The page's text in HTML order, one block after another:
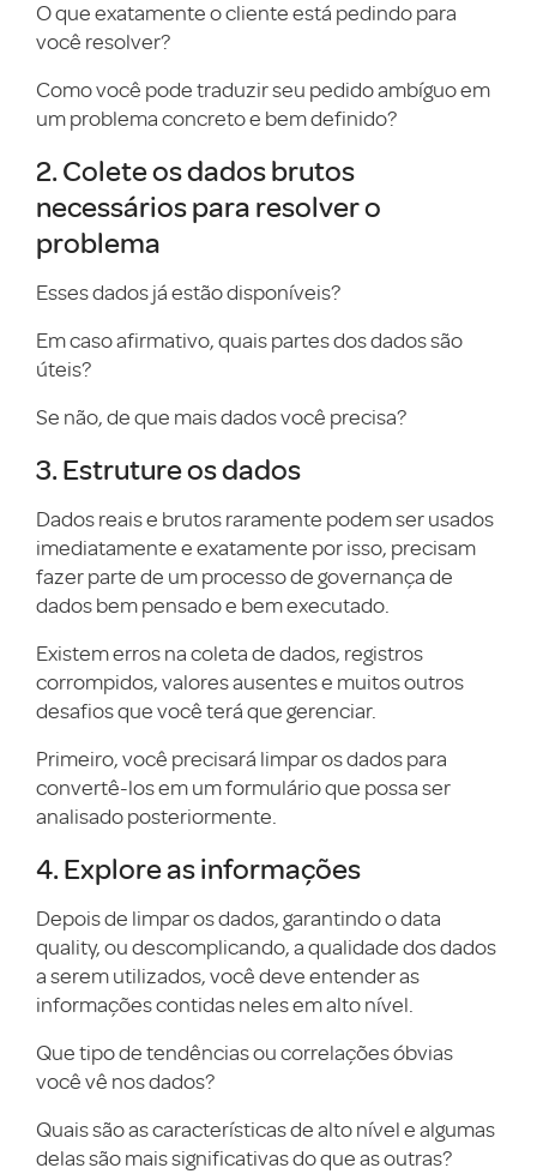
O que exatamente o cliente está pedindo para
você resolver?
Como você pode traduzir seu pedido ambíguo em
um problema concreto e bem definido?
2. Colete os dados brutos
necessários para resolver o
problema
Esses dados já estão disponíveis?
Em caso afirmativo, quais partes dos dados são
úteis?
Se não, de que mais dados você precisa?
3. Estruture os dados
Dados reais e brutos raramente podem ser usados
imediatamente e exatamente por isso, precisam
fazer parte de um processo de governança de
dados bem pensado e bem executado.
Existem erros na coleta de dados, registros
corrompidos, valores ausentes e muitos outros
desafios que você terá que gerenciar.
Primeiro, você precisará limpar os dados para
convertê-los em um formulário que possa ser
analisado posteriormente.
4. Explore as informações
Depois de limpar os dados, garantindo o data
quality, ou descomplicando, a qualidade dos dados
a serem utilizados, você deve entender as
informações contidas neles em alto nível.
Que tipo de tendências ou correlações óbvias
você vê nos dados?
Quais são as características de alto nível e algumas
delas são mais significativas do que as outras?